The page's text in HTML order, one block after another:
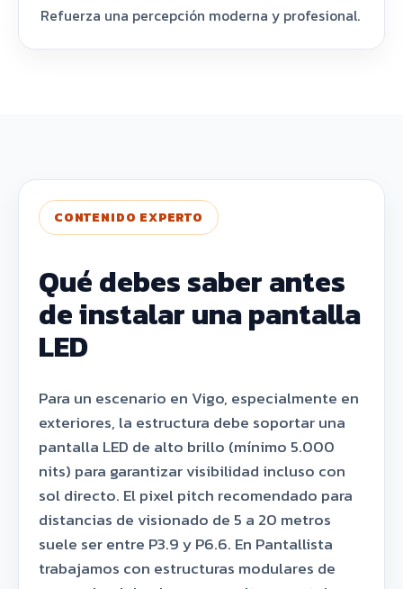
Refuerza una percepción moderna y profesional.
CONTENIDO EXPERTO
Qué debes saber antes
de instalar una pantalla
LED
Para un escenario en Vigo, especialmente en
exteriores, la estructura debe soportar una
pantalla LED de alto brillo (mínimo 5.000
nits) para garantizar visibilidad incluso con
sol directo. El pixel pitch recomendado para
distancias de visionado de 5 a 20 metros
suele ser entre P3.9 y P6.6. En Pantallista
trabajamos con estructuras modulares de